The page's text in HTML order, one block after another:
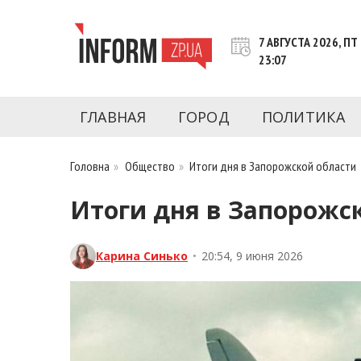
INFORM.ZP.UA – это информационный
последние новости Запорожья и
7 АВГУСТА 2026, ПТ
23:07
ГЛАВНАЯ ГОРОД ПОЛИТИКА
Головна » Общество »Итоги дня в Запорожской области
Итоги дня в
Карина Синько • 20:54, 9 июня 2026